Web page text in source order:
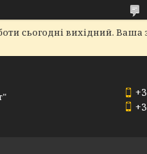
сьогодні вихідний.